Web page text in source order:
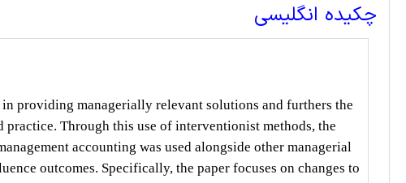
چکیده انگلیسی
providing managerially relevant solutions and furthers the
practice. Through this use of interventionist methods, the
accounting was used alongside other managerial
outcomes. Specifically, the paper focuses on changes to